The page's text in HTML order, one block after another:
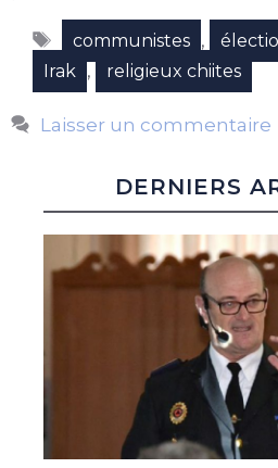
Étiquettes
communistes ,
Irak , religieux chiites
Laisser un commentaire
DERNIERS